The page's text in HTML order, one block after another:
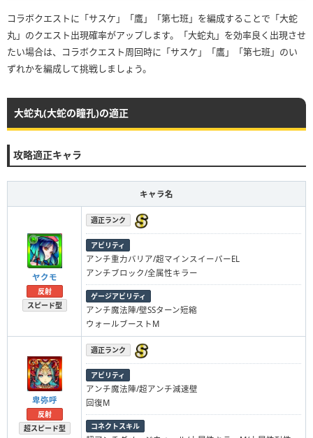
コラボクエストに「サスケ」「鷹」「第七班」を編成することで「大蛇
丸」のクエスト出現確率がアップします。「大蛇丸」を効率良く出現させ
たい場合は、コラボクエスト周回時に「サスケ」「鷹」「第七班」のい
ずれかを編成して挑戦しましょう。
大蛇丸(大蛇の瞳孔)の適正
攻略適正キャラ
キャラ名
ヤクモ
反射
スピード型
適正ランク
アビリティ
アンチ重力バリア/超マインスイーパーEL
アンチブロック/全属性キラー
ゲージアビリティ
アンチ魔法陣/壁SSターン短縮
ウォールブーストM
卑弥呼
反射
超スピード型
適正ランク
アビリティ
アンチ魔法陣/超アンチ減速壁
回復M
コネクトスキル